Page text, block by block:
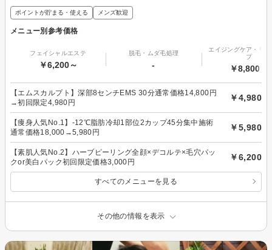
ポイントが貯まる・使える メンズ歓迎
メニュー別参考価格
フェイシャルエステ
￥6,200～
脱毛・ムダ毛処理
-
エイジングケア・リ
プ
￥8,800～
【エムスカルプト】深部8センチEMS 30分通常価格14,800円
→初回限定4,980円
￥4,980
【痩身人気No.1】-12℃脂肪冷却1部位2カップ45分集中施術
通常価格18,000→5,980円
￥5,980
【素肌人気No.2】ハーブピーリング全顔×デコルテ×毛穴パッ
クor美白パック初回限定価格3,000円
￥6,200
すべてのメニューを見る
その他の情報を表示